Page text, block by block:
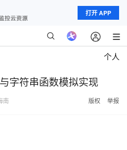
打开 APP
个人
字符串函数模拟实现
南 版权 举报